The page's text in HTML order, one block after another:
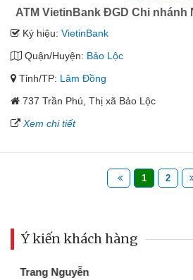
ATM VietinBank ĐGD Chi nhánh
Ký hiệu: VietinBank
Quận/Huyện: Bảo Lộc
Tỉnh/TP: Lâm Đồng
737 Trần Phú, Thị xã Bảo Lộc
Xem chi tiết
1 2
Ý kiến khách hàng